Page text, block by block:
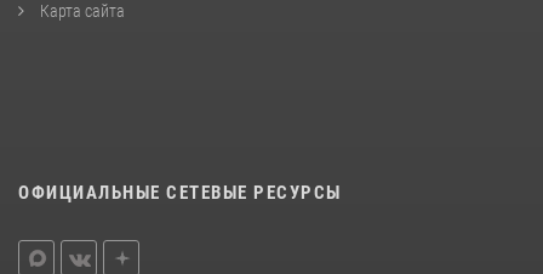
Карта сайта
ОФИЦИАЛЬНЫЕ СЕТЕВЫЕ РЕСУРСЫ